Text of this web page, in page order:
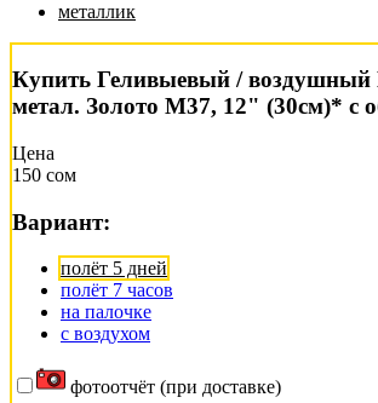
металлик
Купить Геливыевый /
метал. Золото М37, 12" (30см)* с
Цена
150 сом
Вариант:
полёт 5 дней
полёт 7 часов
на палочке
с воздухом
фотоотчёт (при доставке)